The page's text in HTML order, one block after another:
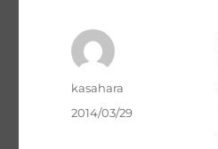
Author
kasahara
Posted
2014/03/29